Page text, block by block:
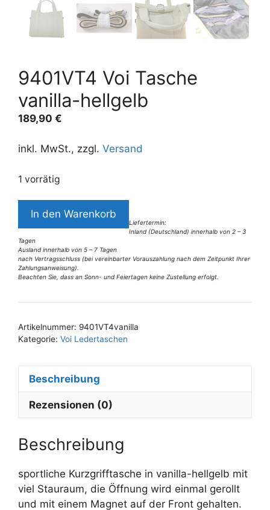
9401VT4 Voi Tasche
vanilla-hellgelb
189,90 €
inkl. MwSt., zzgl. Versand
1 vorrätig
9401VT4
Tasche
vanilla-
hellgelb
Menge
In den Warenkorb
Liefertermin:
Inland (Deutschland) innerhalb von 2 – 3
Tagen
Ausland innerhalb von 5 – 7 Tagen
nach Vertragsschluss (bei vereinbarter Vorauszahlung nach dem Zeitpunkt Ihrer
Zahlungsanweisung).
Beachten Sie, dass an Sonn- und Feiertagen keine Zustellung erfolgt.
l
e
t
e
Artikelnummer: 9401VT4vanilla
Kategorie: Voi Ledertaschen
Beschreibung
Rezensionen (0)
Beschreibung
sportliche Kurzgrifftasche in vanilla-hellgelb mit
viel Stauraum, die Öffnung wird einmal gerollt
und mit einem Magnet auf der Front gehalten.